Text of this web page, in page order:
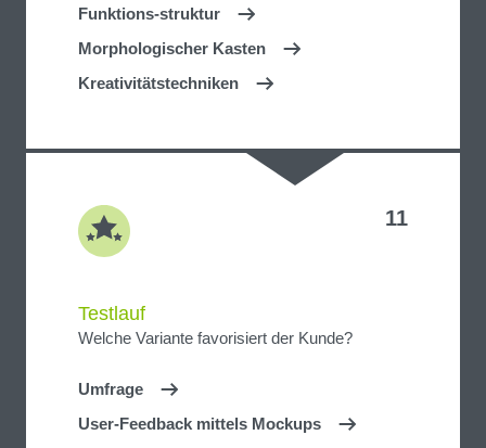
11
Testlauf
Welche Variante favorisiert der Kunde?
Umfrage
User-Feedback mittels Mockups
Funktions-struktur
Morphologischer Kasten
Kreativitätstechniken